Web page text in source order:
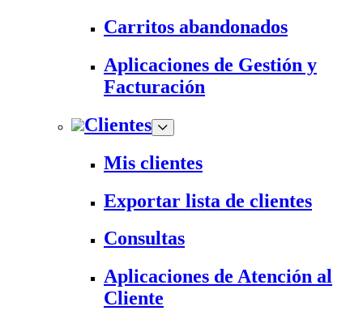
Carritos abandonados
Aplicaciones de Gestión y
Facturación
Clientes
Mis clientes
Exportar lista de clientes
Consultas
Aplicaciones de Atención al
Cliente